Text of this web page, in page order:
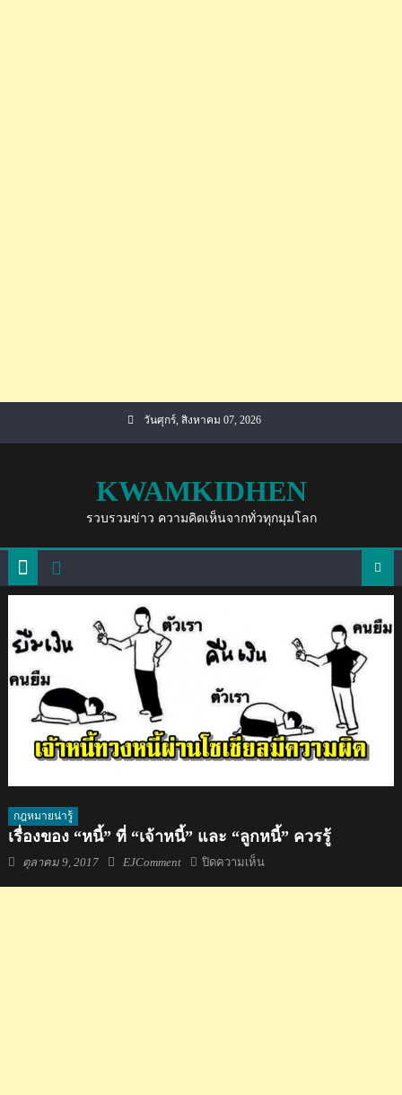
วันศุกร์, สิงหาคม 07, 2026
KWAMKIDHEN
รวบรวมข่าว ความคิดเห็นจากทั่วทุกมุมโลก
กฎหมายน่ารู้
เรื่องของ “หนี้” ที่ “เจ้าหนี้” และ “ลูกหนี้” ควรรู้
Posted
ตุลาคม 9, 2017 Author
EJComment ปิดความเห็นบน